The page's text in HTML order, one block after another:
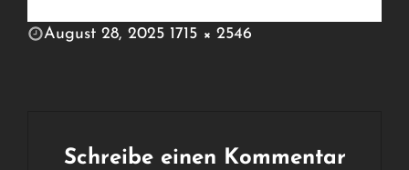
POSTED
August 28, 2025 1715 × 2546
Schreibe einen Kommentar